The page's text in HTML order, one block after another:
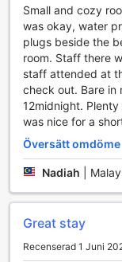
renlighet, utan
minnen snarare
bekvämligheter
en stressfri och
Tulip Hotel i Ipoh
charmiga stad.
gäster kan
lätt för dem som
upptäcka Ipoh i
parkering.
Hotel strategiskt
Small and cozy
was okay, water
plugs beside the
room. Staff there
staff attended at
check out. Bare in
12midnight.
was nice for a
Översätt omdöme
Nadiah
Great stay
Recenserad 1 Juni